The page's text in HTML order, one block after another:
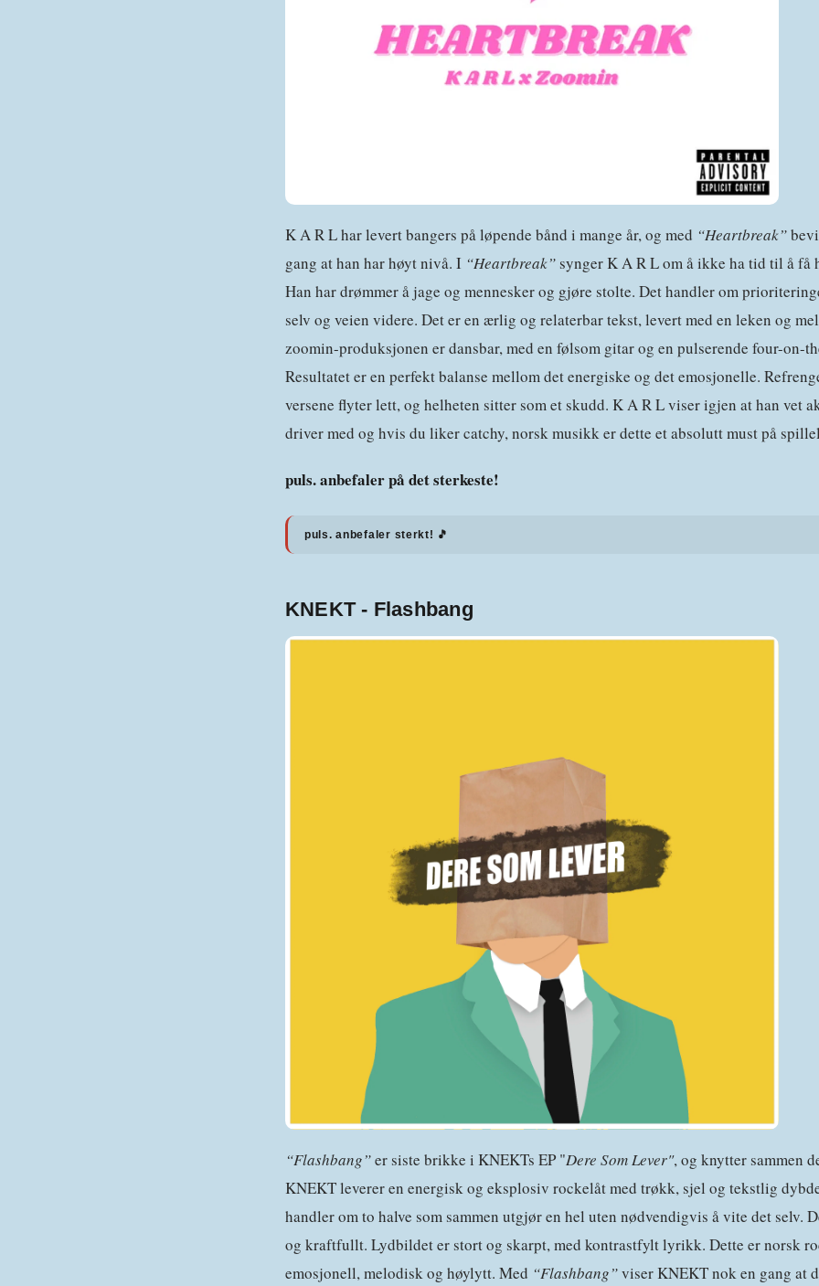
K A R L har levert bangers på løpende bånd i mange år, og med “Heartbreak”
gang at han har høyt nivå. I “Heartbreak”synger K A R L om å ikke ha tid til å få
Han har drømmer å jage og mennesker og gjøre stolte. Det handler om
selv og veien videre. Det er en ærlig og relaterbar tekst, levert med en leken og
zoomin-produksjonen er dansbar, med en følsom gitar og en pulserende four-on-
Resultatet er en perfekt balanse mellom det energiske og det emosjonelle.
versene flyter lett, og helheten sitter som et skudd. K A R L viser igjen at han vet
driver med og hvis du liker catchy, norsk musikk er dette et absolutt must på
puls. anbefaler på det sterkeste!
puls. anbefaler sterkt! 🎵
KNEKT - Flashbang
“Flashbang”er siste brikke i KNEKTs EP "Dere Som Lever", og knytter sammen
KNEKT leverer en energisk og eksplosiv rockelåt med trøkk, sjel og tekstlig
handler om to halve som sammen utgjør en hel uten nødvendigvis å vite det selv.
og kraftfullt. Lydbildet er stort og skarpt, med kontrastfylt lyrikk. Dette er norsk
emosjonell, melodisk og høylytt. Med “Flashbang”viser KNEKT nok en gang at